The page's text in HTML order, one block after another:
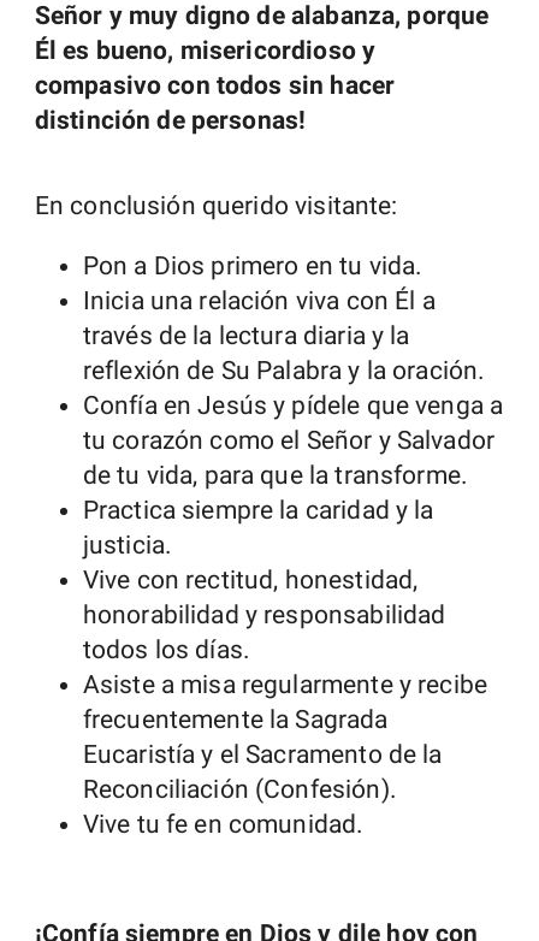
Señor y muy digno de alabanza, porque
Él es bueno, misericordioso y
compasivo con todos sin hacer
distinción de personas!
En conclusión querido visitante:
Pon a Dios primero en tu vida.
Inicia una relación viva con Él a
través de la lectura diaria y la
reflexión de Su Palabra y la oración.
Confía en Jesús y pídele que venga a
tu corazón como el Señor y Salvador
de tu vida, para que la transforme.
Practica siempre la caridad y la
justicia.
Vive con rectitud, honestidad,
honorabilidad y responsabilidad
todos los días.
Asiste a misa regularmente y recibe
frecuentemente la Sagrada
Eucaristía y el Sacramento de la
Reconciliación (Confesión).
Vive tu fe en comunidad.
¡Confía siempre en Dios y dile hoy con